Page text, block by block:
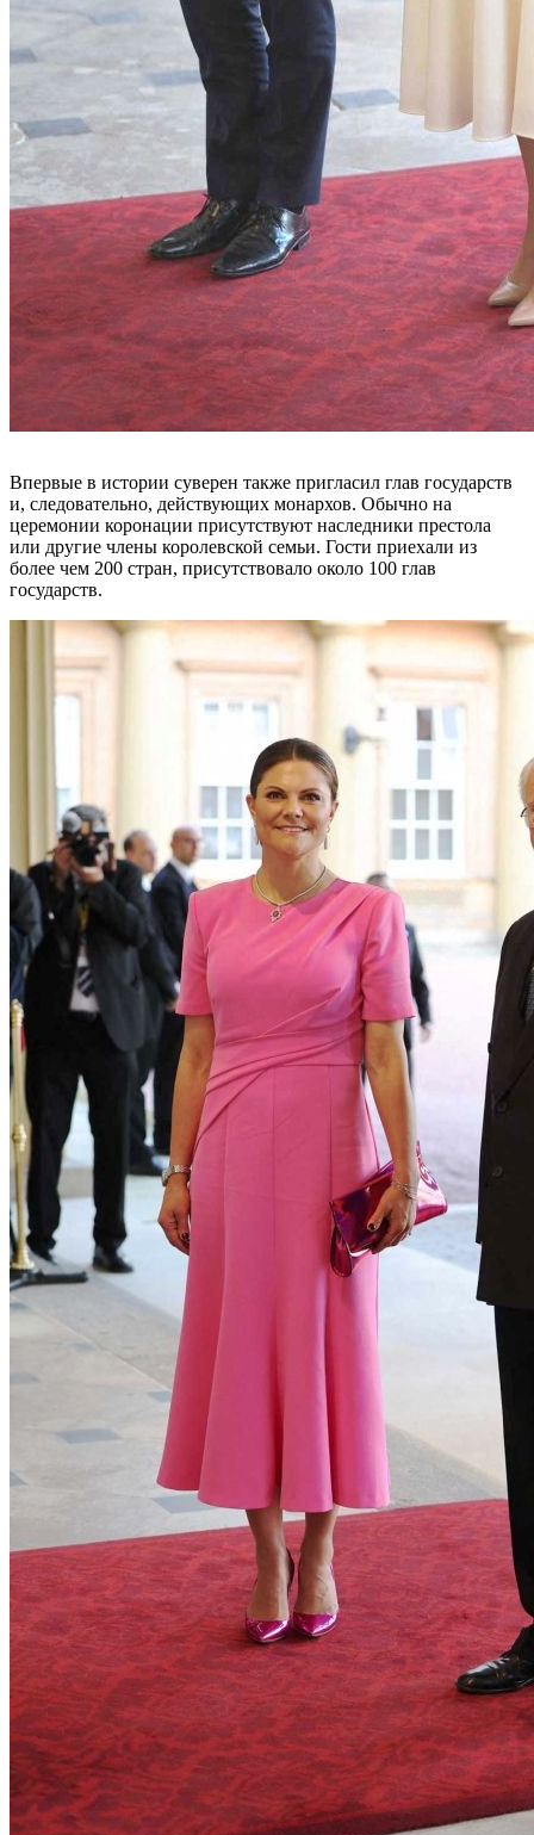
Впервые в истории суверен также пригласил глав государств
и, следовательно, действующих монархов. Обычно на
церемонии коронации присутствуют наследники престола
или другие члены королевской семьи. Гости приехали из
более чем 200 стран, присутствовало около 100 глав
государств.